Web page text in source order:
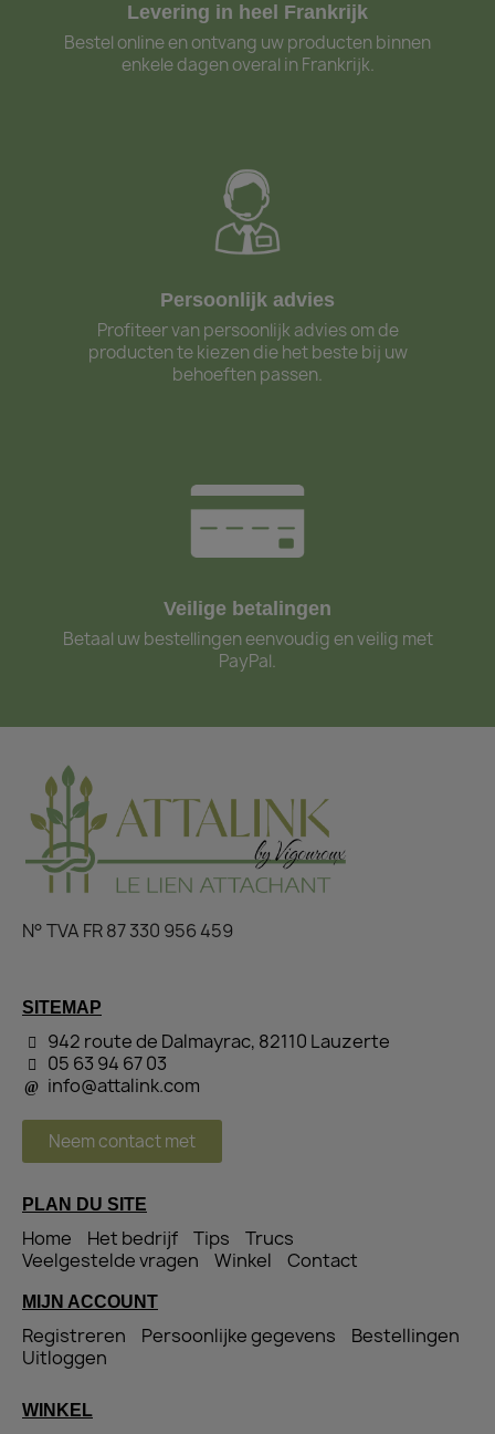
Levering in heel Frankrijk
Bestel online en ontvang uw producten binnen
enkele dagen overal in Frankrijk.
Persoonlijk advies
Profiteer van persoonlijk advies om de
producten te kiezen die het beste bij uw
behoeften passen.
Veilige betalingen
Betaal uw bestellingen eenvoudig en veilig met
PayPal.
N° TVA FR 87 330 956 459
SITEMAP
942 route de Dalmayrac, 82110 Lauzerte
05 63 94 67 03
info@attalink.com
Neem contact met
PLAN DU SITE
Home Het bedrijf Tips
Trucs
Veelgestelde vragen
Winkel Contact
MIJN ACCOUNT
Registreren Persoonlijke gegevens
Bestellingen
Uitloggen
WINKEL